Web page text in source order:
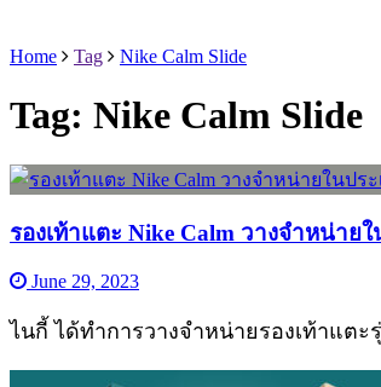
Home Tag Nike Calm Slide
Tag: Nike Calm Slide
รองเท้าแตะ Nike Calm วางจำหน่าย
June 29, 2023
ไนกี้ ได้ทำการวางจำหน่ายรองเท้าแต